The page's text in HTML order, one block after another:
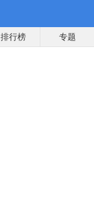
排行榜 专题